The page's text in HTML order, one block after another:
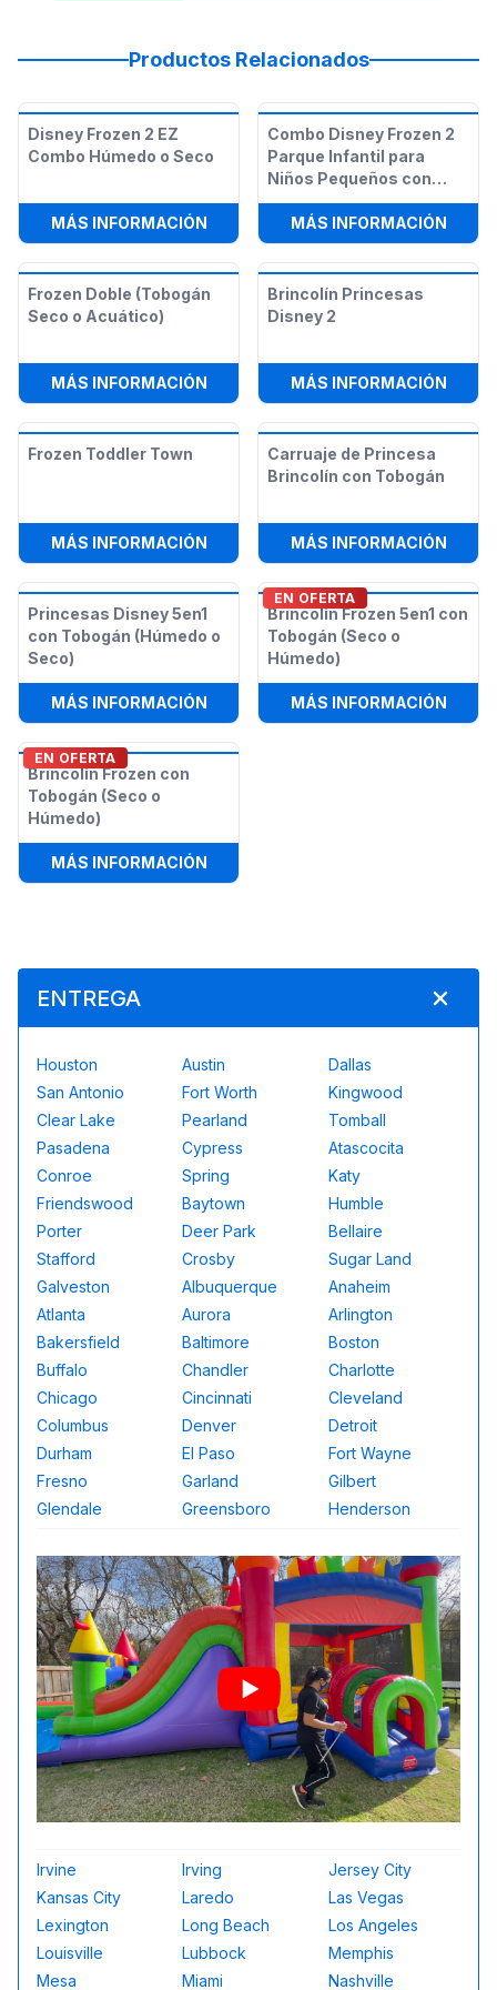
Productos Relacionados
Disney Frozen 2 EZ
Combo Húmedo o Seco
MÁS INFORMACIÓN: DISNEY FROZEN 2 EZ COMBO
Combo Disney Frozen 2
Parque Infantil para
Niños Pequeños con
Obstáculos
MÁS INFORMACIÓN:
Frozen Doble (Tobogán
Seco o Acuático)
MÁS INFORMACIÓN: FROZEN DOBLE (TOBOGÁN SECO
Brincolín Princesas
Disney 2
MÁS INFORMACIÓN:
Frozen Toddler Town
MÁS INFORMACIÓN: FROZEN TODDLER TOWN
Carruaje de Princesa
Brincolín con Tobogán
MÁS INFORMACIÓN:
Princesas Disney 5en1
con Tobogán (Húmedo o
Seco)
MÁS INFORMACIÓN: PRINCESAS DISNEY 5EN1 CON
EN OFERTA
Brincolín Frozen 5en1 con
Tobogán (Seco o
Húmedo)
MÁS INFORMACIÓN:
EN OFERTA
Brincolín Frozen con
Tobogán (Seco o
Húmedo)
MÁS INFORMACIÓN:
ENTREGA
Houston Austin
Dallas
San Antonio
Fort Worth
Kingwood
Clear Lake
Pearland
Tomball
Pasadena
Cypress
Atascocita
Conroe
Spring
Katy
Friendswood
Baytown
Humble
Porter
Deer Park
Bellaire
Stafford
Crosby
Sugar Land
Galveston
Albuquerque
Anaheim
Atlanta
Aurora
Arlington
Bakersfield
Baltimore
Boston
Buffalo
Chandler
Charlotte
Chicago
Cincinnati
Cleveland
Columbus
Denver
Detroit
Durham
El Paso
Fort Wayne
Fresno
Garland
Gilbert
Glendale
Greensboro Henderson
Irvine Irving
Jersey City
Kansas City
Laredo
Las Vegas
Lexington
Long Beach
Los Angeles
Louisville
Lubbock
Memphis
Mesa
Miami Nashville